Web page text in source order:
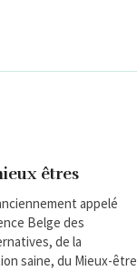
êtres
appelé
Belge des
de la
saine, du Mieux-être